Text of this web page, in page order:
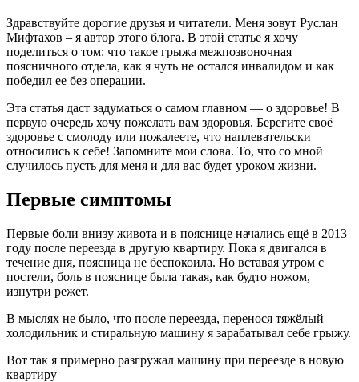
Здравствуйте дорогие друзья и читатели. Меня зовут Руслан
Мифтахов – я автор этого блога. В этой статье я хочу
поделиться о том: что такое грыжа межпозвоночная
поясничного отдела, как я чуть не остался инвалидом и как
победил ее без операции.
Эта статья даст задуматься о самом главном — о здоровье! В
первую очередь хочу пожелать вам здоровья. Берегите своё
здоровье с смолоду или пожалеете, что наплевательски
относились к себе! Запомните мои слова. То, что со мной
случилось пусть для меня и для вас будет уроком жизни.
Первые симптомы
Первые боли внизу живота и в пояснице начались ещё в 2013
году после переезда в другую квартиру. Пока я двигался в
течение дня, поясница не беспокоила. Но вставая утром с
постели, боль в пояснице была такая, как будто ножом,
изнутри режет.
В мыслях не было, что после переезда, перенося тяжёлый
холодильник и стиральную машину я зарабатывал себе грыжу.
Вот так я примерно разгружал машину при переезде в новую
квартиру